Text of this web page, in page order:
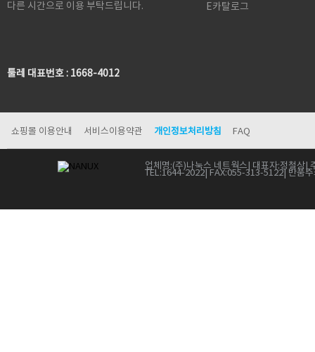
다른 시간으로 이용 부탁드립니다.
툴레 대표번호 : 1668-4012
E카탈로그
쇼핑몰 이용안내 서비스이용약관 개인정보처리방침 FAQ
업체명:(주)나눅스 네트웍스 | 대표자:정철상|
TEL:1644-2022 | FAX:055-313-5122 | 반품